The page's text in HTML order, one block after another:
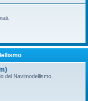
del Navimodellismo.